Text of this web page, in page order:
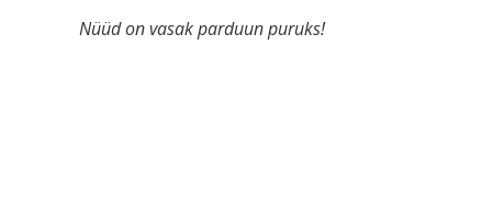
Nüüd on vasak parduun puruks!